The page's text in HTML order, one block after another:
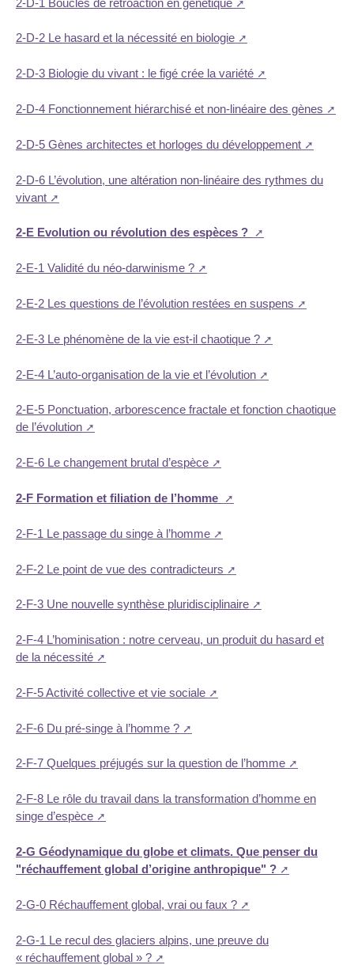
2-D-2 Le hasard et la nécessité en biologie
2-D-3 Biologie du vivant : le figé crée la variété
2-D-4 Fonctionnement hiérarchisé et non-linéaire des gènes
2-D-5 Gènes architectes et horloges du développement
2-D-6 L’évolution, une altération non-linéaire des rythmes du
vivant
2-E Evolution ou révolution des espèces ?
2-E-1 Validité du néo-darwinisme ?
2-E-2 Les questions de l’évolution restées en suspens
2-E-3 Le phénomène de la vie est-il chaotique ?
2-E-4 L’auto-organisation de la vie et l’évolution
2-E-5 Ponctuation, arborescence fractale et fonction chaotique
de l’évolution
2-E-6 Le changement brutal d’espèce
2-F Formation et filiation de l’homme
2-F-1 Le passage du singe à l’homme
2-F-2 Le point de vue des contradicteurs
2-F-3 Une nouvelle synthèse pluridisciplinaire
2-F-4 L’hominisation : notre cerveau, un produit du hasard et
de la nécessité
2-F-5 Activité collective et vie sociale
2-F-6 Du pré-singe à l’homme ?
2-F-7 Quelques préjugés sur la question de l’homme
2-F-8 Le rôle du travail dans la transformation d’homme en
singe d’espèce
2-G Géodynamique du globe et climats. Que penser du
"réchauffement global d’origine anthropique" ?
2-G-0 Réchauffement global, vrai ou faux ?
2-G-1 Le recul des glaciers alpins, une preuve du
« réchauffement global » ?